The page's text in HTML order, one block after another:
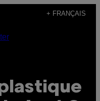
+ FRANÇAIS